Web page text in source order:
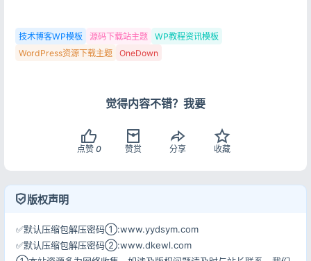
技术博客WP模板 源码下载站主题
WP教程资讯模板
WordPress资源下载主题
OneDown
觉得内容不错？我要
点赞 0 赞赏 分享 收藏
版权声明
✅默认压缩包解压密码①:www.yydsym.com
✅默认压缩包解压密码②:www.dkewl.com